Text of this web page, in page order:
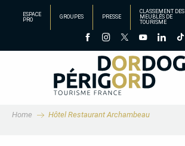
principal
ESPACE
PRO
GROUPES PRESSE
CLASSEMENT DES
MEUBLÉS DE
TOURISME
Home Hôtel Restaurant Archambeau